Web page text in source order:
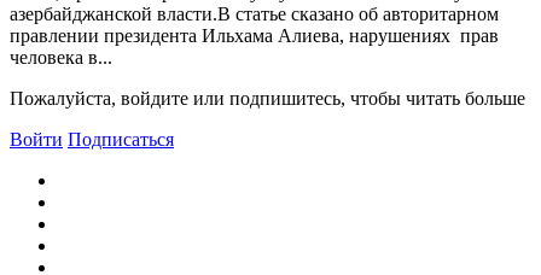
азербайджанской власти.В статье сказано об авторитарном
правлении президента Ильхама Алиева, нарушениях прав
человека в...
Пожалуйста, войдите или подпишитесь, чтобы читать больше
Войти Подписаться